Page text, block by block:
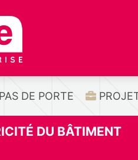
DE PORTE
DU BÂTIMENT